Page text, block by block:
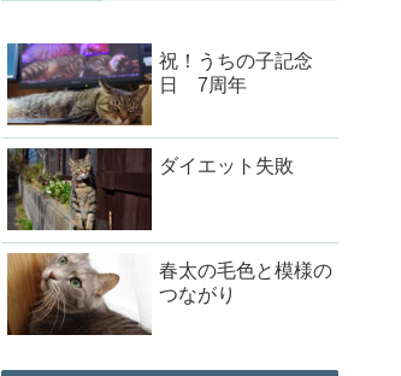
祝！うちの子記念
日 7周年
ダイエット失敗
春太の毛色と模様の
つながり